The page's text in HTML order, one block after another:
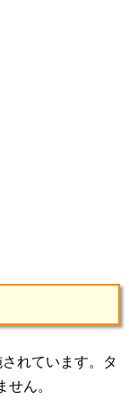
れています。タ
ん。